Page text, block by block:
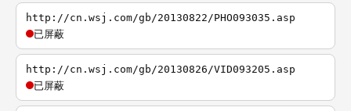
http://cn.wsj.com/gb/20130822/PHO093035.asp
已屏蔽
http://cn.wsj.com/gb/20130826/VID093205.asp
已屏蔽